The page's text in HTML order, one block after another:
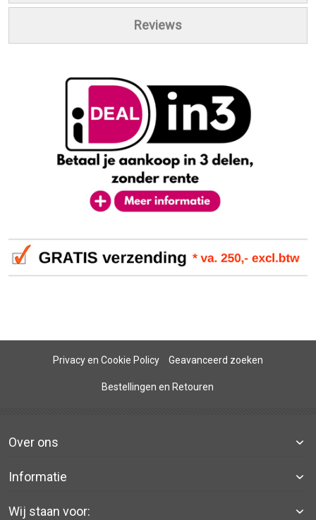
Reviews
Privacy en Cookie Policy Geavanceerd zoeken
Bestellingen en Retouren
Over ons
Informatie
Wij staan voor: